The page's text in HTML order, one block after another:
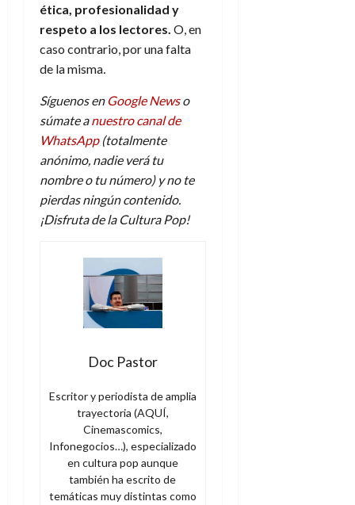
ética, profesionalidad y
respeto a los lectores. O, en
caso contrario, por una falta
de la misma.
Síguenos en Google Newso
súmate anuestro canal de
WhatsApp(totalmente
anónimo, nadie verá tu
nombre o tu número) y no te
pierdas ningún contenido.
¡Disfruta de la Cultura Pop!
Doc Pastor
Escritor y periodista de amplia
trayectoria (AQUÍ,
Cinemascomics,
Infonegocios…), especializado
en cultura pop aunque
también ha escrito de
temáticas muy distintas como